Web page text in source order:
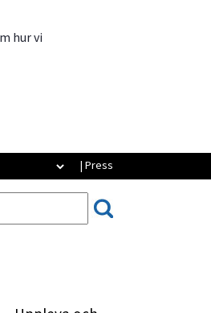
hur vi
| Press